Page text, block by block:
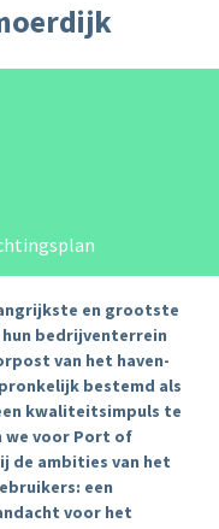
en grootste
bedrijventerrein
van het haven-
bestemd als
kwaliteitsimpuls te
we voor Port of
de ambities van het
een
voor het